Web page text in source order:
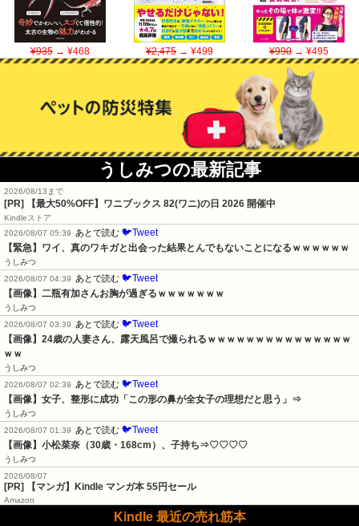
¥935→ ¥468 ¥2,475→ ¥499 ¥990→ ¥495
うしみつの最新記事
2026/08/13まで
[PR] 【最大50%OFF】ワニブックス 82(ワニ)の日 2026 開催中
Kindleストア
2026/08/07 05:39
あとで読む 🐦Tweet
【緊急】ワイ、真のワキガと出会った結果とんでもないことになるｗｗｗｗｗｗ
うしみつ
2026/08/07 04:39
あとで読む 🐦Tweet
【画像】二瓶有加さんお胸が過ぎるｗｗｗｗｗｗｗ
うしみつ
2026/08/07 03:39
あとで読む 🐦Tweet
【画像】24歳の人妻さん、露天風呂で撮られるｗｗｗｗｗｗｗｗｗｗｗｗｗｗｗ
ｗｗ
うしみつ
2026/08/07 02:39
あとで読む 🐦Tweet
【画像】女子、整形に成功「この形の鼻が全女子の理想だと思う」⇒
うしみつ
2026/08/07 01:39
あとで読む 🐦Tweet
【画像】小松菜奈（30歳・168cm）、子持ち⇒♡♡♡♡
うしみつ
2026/08/07
[PR] 【マンガ】Kindle マンガ本 55円セール
Amazon
Kindle 最近の売れ筋本